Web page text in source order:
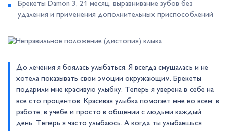
Брекеты Damon 3, 21 месяц, выравнивание зубов без
удаления и применения дополнительных приспособлений
До лечения я боялась улыбаться. Я всегда смущалась и не
хотела показывать свои эмоции окружающим. Брекеты
подарили мне красивую улыбку. Теперь я уверена в себе на
все сто процентов. Красивая улыбка помогает мне во всем: в
работе, в учебе и просто в общении с людьми каждый
день. Теперь я часто улыбаюсь. А когда ты улыбаешься